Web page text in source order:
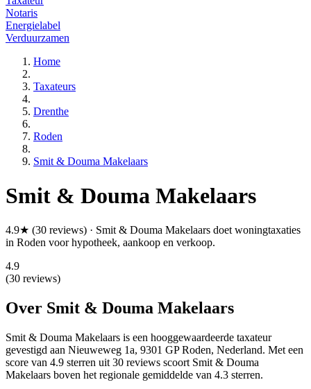
Notaris
Energielabel
Verduurzamen
Home
Taxateurs
Drenthe
Roden
Smit & Douma Makelaars
Smit & Douma Makelaars
4.9★ (30 reviews) · Smit & Douma Makelaars doet woningtaxaties
in Roden voor hypotheek, aankoop en verkoop.
4.9
(30 reviews)
Over Smit & Douma Makelaars
Smit & Douma Makelaars is een hooggewaardeerde taxateur
gevestigd aan Nieuweweg 1a, 9301 GP Roden, Nederland. Met een
score van 4.9 sterren uit 30 reviews scoort Smit & Douma
Makelaars boven het regionale gemiddelde van 4.3 sterren.